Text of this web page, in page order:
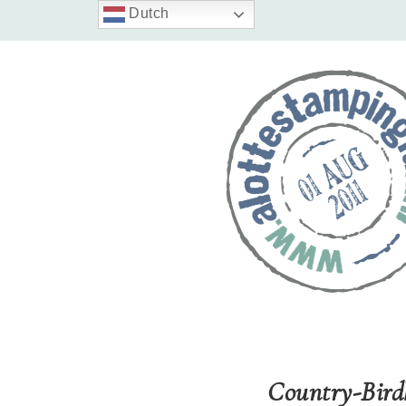
Country-
Dutch